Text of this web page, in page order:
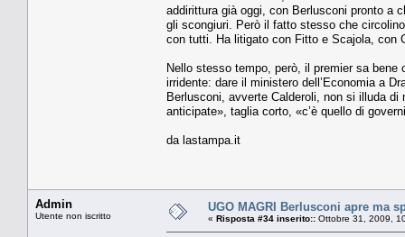
addirittura già oggi, con Berlusconi pronto a
gli scongiuri. Però il fatto stesso che
con tutti. Ha litigato con Fitto e Scajola, con
Nello stesso tempo, però, il premier sa
irridente: dare il ministero dell’Economia a
Berlusconi, avverte Calderoli, non si illuda
anticipate», taglia corto, «c’è quello di
da lastampa.it
Admin
Utente non iscritto
UGO MAGRI Berlusconi apre ma
« Risposta #34 inserito:: Ottobre 31, 2009,